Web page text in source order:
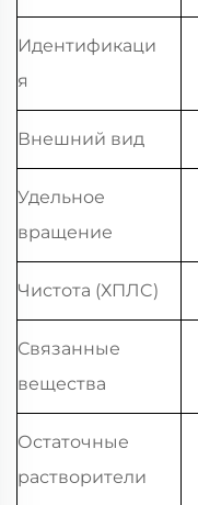
Идентификаци
я
Внешний вид
Удельное
вращение
Чистота (ХПЛC)
Связанные
вещества
Остаточные
растворители